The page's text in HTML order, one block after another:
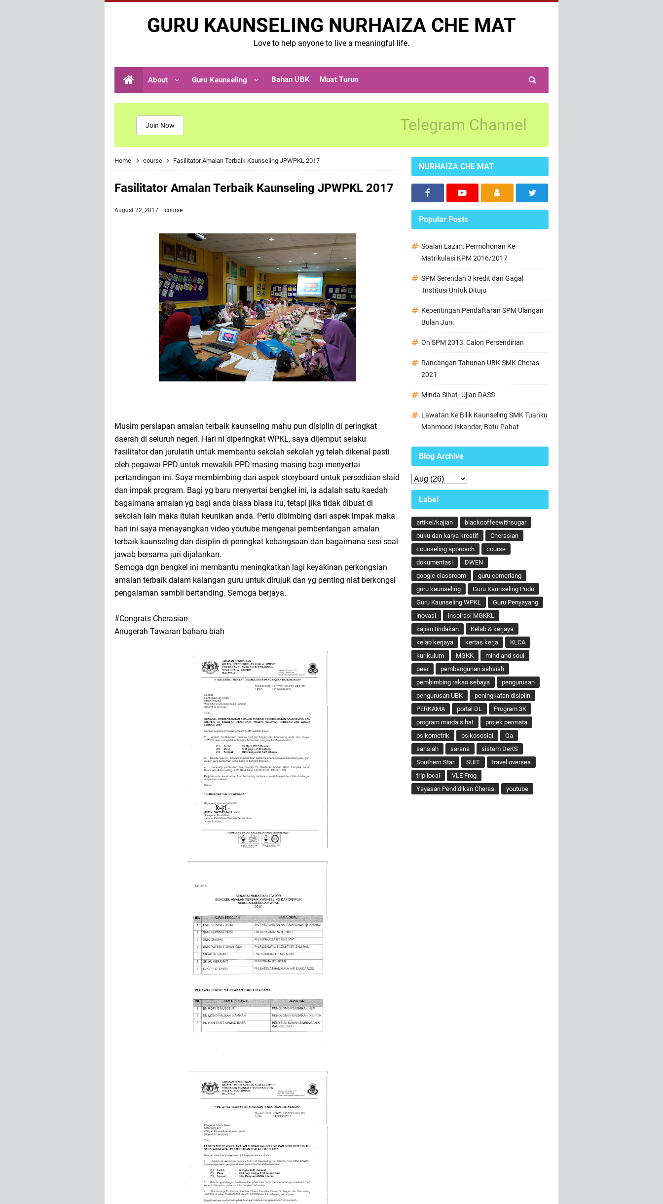
GURU KAUNSELING NURHAIZA CHE MAT
Love to help anyone to live a meaningful life.
About Guru Kaunseling Bahan UBK Muat Turun
Join Now Telegram Channel
Home course Fasilitator Amalan Terbaik Kaunseling JPWPKL 2017
Fasilitator Amalan Terbaik Kaunseling JPWPKL 2017
August 22, 2017 course
Musim persiapan amalan terbaik kaunseling mahu pun disiplin di peringkat
daerah di seluruh negeri. Hari ni diperingkat WPKL, saya dijemput selaku
fasilitator dan jurulatih untuk membantu sekolah sekolah yg telah dikenal pasti
oleh pegawai PPD untuk mewakili PPD masing masing bagi menyertai
pertandingan ini. Saya membimbing dari aspek storyboard untuk persediaan slaid
dan impak program. Bagi yg baru menyertai bengkel ini, ia adalah satu kaedah
bagaimana amalan yg bagi anda biasa biasa itu, tetapi jika tidak dibuat di
sekolah lain maka itulah keunikan anda. Perlu dibimbing dari aspek impak maka
hari ini saya menayangkan video youtube mengenai pembentangan amalan
terbaik kaunseling dan disiplin di peringkat kebangsaan dan bagaimana sesi soal
jawab bersama juri dijalankan.
Semoga dgn bengkel ini membantu meningkatkan lagi keyakinan perkongsian
amalan terbaik dalam kalangan guru untuk dirujuk dan yg penting niat berkongsi
pengalaman sambil bertanding. Semoga berjaya.
#Congrats Cherasian
Anugerah Tawaran baharu biah
NURHAIZA CHE MAT
Popular Posts
Soalan Lazim: Permohonan Ke
Matrikulasi KPM 2016/2017
SPM Serendah 3 kredit dan Gagal
:Institusi Untuk Dituju
Kepentingan Pendaftaran SPM Ulangan
Bulan Jun.
Oh SPM 2013: Calon Persendirian
Rancangan Tahunan UBK SMK Cheras
2021
Minda Sihat- Ujian DASS
Lawatan Ke Bilik Kaunseling SMK Tuanku
Mahmood Iskandar, Batu Pahat
Blog Archive
Label
artikel/kajian
blackcoffeewithsugar
buku dan karya kreatif
Cherasian
counseling approach
course
dokumentasi
DWEN
google classroom
guru cemerlang
guru kaunseling
Guru Kaunseling Pudu
Guru Kaunseling WPKL
Guru Penyayang
inovasi
inspirasi MGKKL
kajian tindakan
Kelab & kerjaya
kelab kerjaya
kertas kerja
KLCA
kurikulum
MGKK
mind and soul
peer
pembangunan sahsiah
pembimbing rakan sebaya
pengurusan
pengurusan UBK
peningkatan disiplin
PERKAMA
portal DL
Program 3K
program minda sihat
projek permata
psikometrik
psikososial
Qa
sahsiah
sarana
sistem DeKS
Southern Star
SUIT
travel oversea
trip local
VLE Frog
Yayasan Pendidikan Cheras
youtube